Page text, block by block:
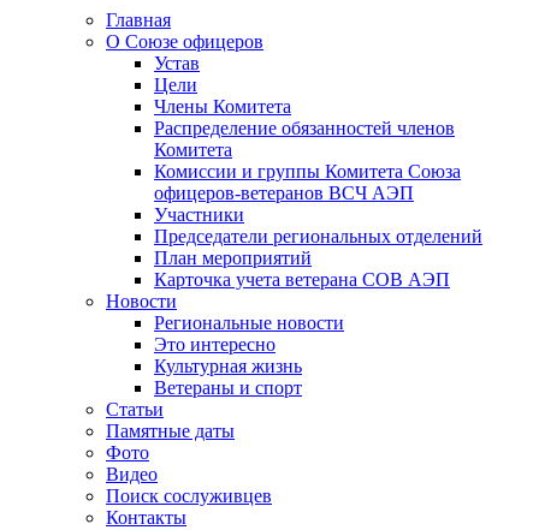
Главная
О Союзе офицеров
Устав
Цели
Члены Комитета
Распределение обязанностей членов
Комитета
Комиссии и группы Комитета Союза
офицеров-ветеранов ВСЧ АЭП
Участники
Председатели региональных отделений
План мероприятий
Карточка учета ветерана CОВ АЭП
Новости
Региональные новости
Это интересно
Культурная жизнь
Ветераны и спорт
Статьи
Памятные даты
Фото
Видео
Поиск сослуживцев
Контакты